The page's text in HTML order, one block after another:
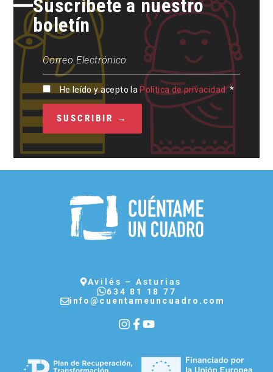
Suscríbete a nuestro
boletín
He leído y acepto la Política de privacidad. *
Avilés – Asturias
634 81 18 77
info@cuentameuncuadro.com